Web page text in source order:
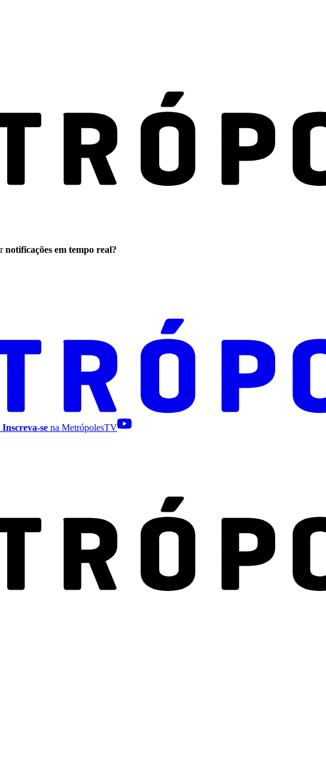
notificações em tempo real?
Inscreva-se na MetrópolesTV